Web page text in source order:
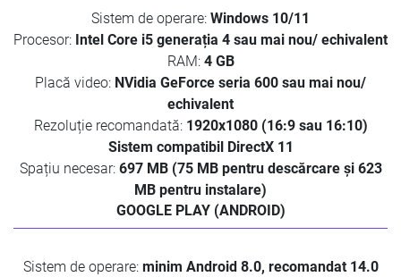
Sistem de operare: Windows 10/11
Procesor: Intel Core i5 generația 4 sau mai nou/ echivalent
RAM: 4 GB
Placă video: NVidia GeForce seria 600 sau mai nou/
echivalent
Rezoluție recomandată: 1920x1080 (16:9 sau 16:10)
Sistem compatibil DirectX 11
Spațiu necesar: 697 MB (75 MB pentru descărcare și 623
MB pentru instalare)
GOOGLE PLAY (ANDROID)
Sistem de operare: minim Android 8.0, recomandat 14.0